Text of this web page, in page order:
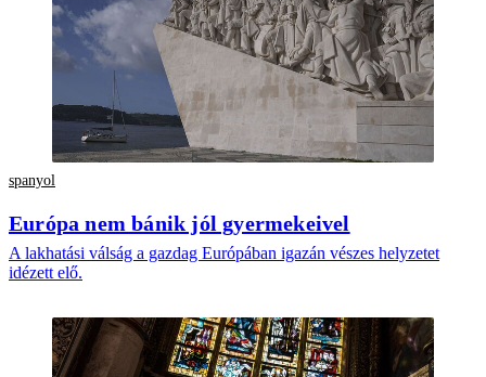
spanyol
Európa nem bánik jól gyermekeivel
A lakhatási válság a gazdag Európában igazán vészes helyzetet
idézett elő.